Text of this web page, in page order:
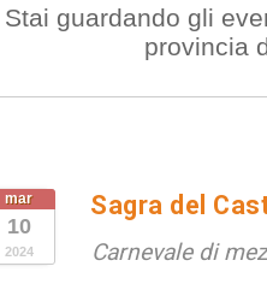
Stai guardando gli
provincia
mar
10
2024
Sagra del
Carnevale di